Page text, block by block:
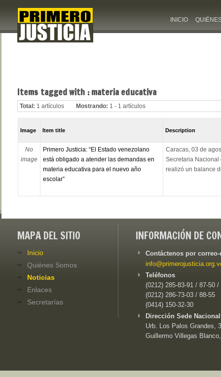
INICIO
Items tagged with : materia educativa
Total: 1 artículos Mostrando: 1 - 1 artículos
Image Item title Description
No
image
Primero Justicia: “El Estado venezolano
está obligado a atender las demandas en
materia educativa para el nuevo año
escolar”
Caracas, 03 de
Secretaria Nacional
realizó un balance
MAPA DEL SITIO
Inicio
Quiénes Somos
Noticias
Enlaces
Secretarías
INFORMACIÓN DE
Contáctenos por
Teléfonos
(0212) 285-83-91 / 87-50 /
(0212) 286-73-03 / 88-55
(0414) 150-32-30
Dirección Sede
Urb. Los Palos Grandes,
Guillermo Villegas